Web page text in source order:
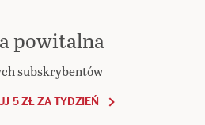
powitalna
subskrybentów
5 ZŁ ZA TYDZIEŃ